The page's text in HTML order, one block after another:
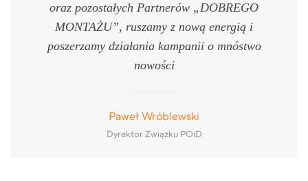
oraz pozostałych Partnerów „DOBREGO
MONTAŻU”, ruszamy z nową energią i
poszerzamy działania kampanii o mnóstwo
nowości
Paweł Wróblewski
Dyrektor Związku POiD